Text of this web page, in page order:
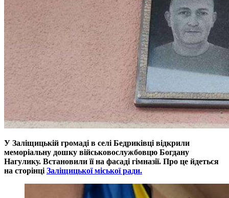
У Заліщицькій громаді в селі Бедриківці відкрили
меморіальну дошку військовослужбовцю Богдану
Нагулику. Встановили її на фасаді гімназії. Про це йдеться
на сторінці Заліщицької міської ради.